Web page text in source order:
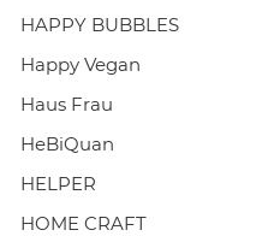
HAPPY BUBBLES
Happy Vegan
Haus Frau
HeBiQuan
HELPER
HOME CRAFT